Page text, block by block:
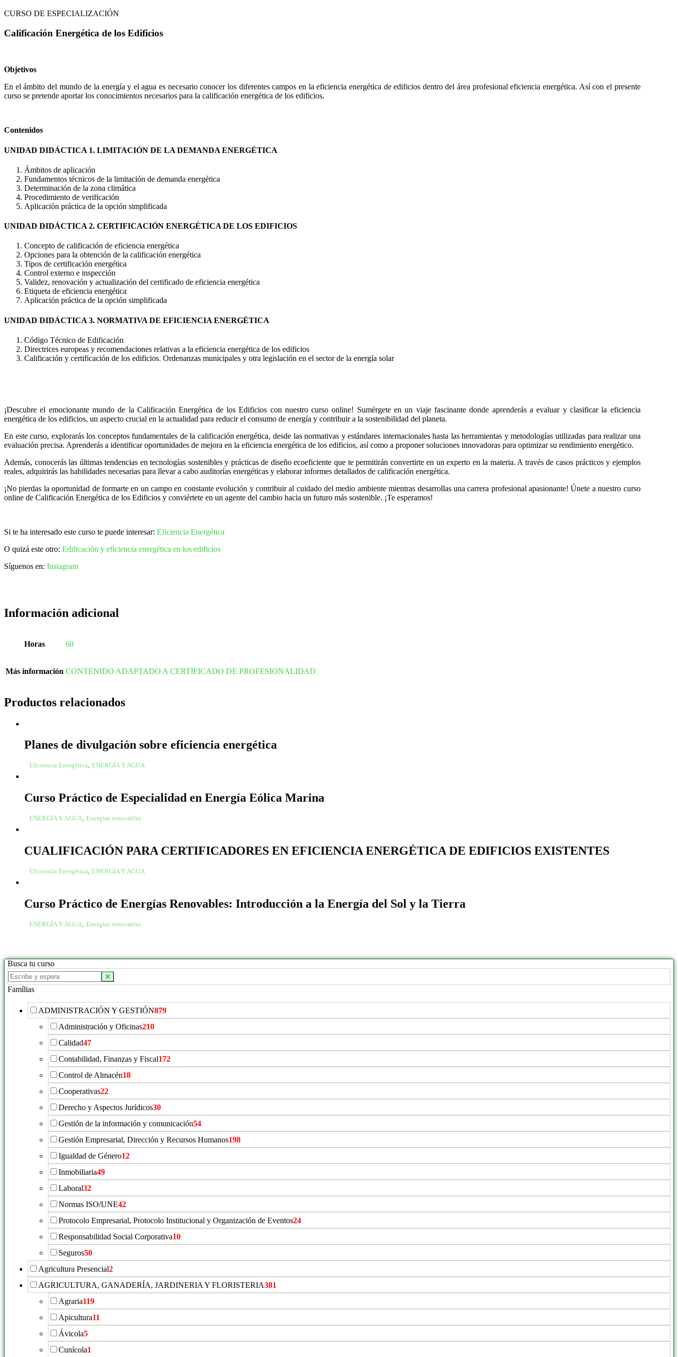
CURSO DE ESPECIALIZACIÓN
Calificación Energética de los Edificios
Objetivos
En el ámbito del mundo de la energía y el agua es necesario conocer los diferentes campos en la eficiencia energética de edificios dentro del área profesional eficiencia energética. Así con el presente
curso se pretende aportar los conocimientos necesarios para la calificación energética de los edificios.
Contenidos
UNIDAD DIDÁCTICA 1. LIMITACIÓN DE LA DEMANDA ENERGÉTICA
Ámbitos de aplicación
Fundamentos técnicos de la limitación de demanda energética
Determinación de la zona climática
Procedimiento de verificación
Aplicación práctica de la opción simplificada
UNIDAD DIDÁCTICA 2. CERTIFICACIÓN ENERGÉTICA DE LOS EDIFICIOS
Concepto de calificación de eficiencia energética
Opciones para la obtención de la calificación energética
Tipos de certificación energética
Control externo e inspección
Validez, renovación y actualización del certificado de eficiencia energética
Etiqueta de eficiencia energética
Aplicación práctica de la opción simplificada
UNIDAD DIDÁCTICA 3. NORMATIVA DE EFICIENCIA ENERGÉTICA
Código Técnico de Edificación
Directrices europeas y recomendaciones relativas a la eficiencia energética de los edificios
Calificación y certificación de los edificios. Ordenanzas municipales y otra legislación en el sector de la energía solar
¡Descubre el emocionante mundo de la Calificación Energética de los Edificios con nuestro curso online! Sumérgete en un viaje fascinante donde aprenderás a evaluar y clasificar la eficiencia
energética de los edificios, un aspecto crucial en la actualidad para reducir el consumo de energía y contribuir a la sostenibilidad del planeta.
En este curso, explorarás los conceptos fundamentales de la calificación energética, desde las normativas y estándares internacionales hasta las herramientas y metodologías utilizadas para realizar una
evaluación precisa. Aprenderás a identificar oportunidades de mejora en la eficiencia energética de los edificios, así como a proponer soluciones innovadoras para optimizar su rendimiento energético.
Además, conocerás las últimas tendencias en tecnologías sostenibles y prácticas de diseño ecoeficiente que te permitirán convertirte en un experto en la materia. A través de casos prácticos y ejemplos
reales, adquirirás las habilidades necesarias para llevar a cabo auditorías energéticas y elaborar informes detallados de calificación energética.
¡No pierdas la oportunidad de formarte en un campo en constante evolución y contribuir al cuidado del medio ambiente mientras desarrollas una carrera profesional apasionante! Únete a nuestro curso
online de Calificación Energética de los Edificios y conviértete en un agente del cambio hacia un futuro más sostenible. ¡Te esperamos!
Si te ha interesado este curso te puede interesar: Eficiencia Energética
O quizá este otro: Edificación y eficiencia energética en los edificios
Síguenos en: Instagram
Información adicional
Horas 60
Más información CONTENIDO ADAPTADO A CERTIFICADO DE PROFESIONALIDAD
Productos relacionados
Planes de divulgación sobre eficiencia energética
Eficiencia Energética, ENERGÍA Y AGUA
Curso Práctico de Especialidad en Energía Eólica Marina
ENERGÍA Y AGUA, Energías renovables
CUALIFICACIÓN PARA CERTIFICADORES EN EFICIENCIA ENERGÉTICA DE EDIFICIOS EXISTENTES
Eficiencia Energética, ENERGÍA Y AGUA
Curso Práctico de Energías Renovables: Introducción a la Energía del Sol y la Tierra
ENERGÍA Y AGUA, Energías renovables
Busca tu curso
Famílias
ADMINISTRACIÓN Y GESTIÓN879
Administración y Oficinas210
Calidad47
Contabilidad, Finanzas y Fiscal172
Control de Almacén18
Cooperativas22
Derecho y Aspectos Jurídicos30
Gestión de la información y comunicación54
Gestión Empresarial, Dirección y Recursos Humanos198
Igualdad de Género12
Inmobiliaria49
Laboral32
Normas ISO/UNE42
Protocolo Empresarial, Protocolo Institucional y Organización de Eventos24
Responsabilidad Social Corporativa10
Seguros50
Agricultura Presencial2
AGRICULTURA, GANADERÍA, JARDINERIA Y FLORISTERIA381
Agraria119
Apicultura11
Ávicola5
Cunícola1